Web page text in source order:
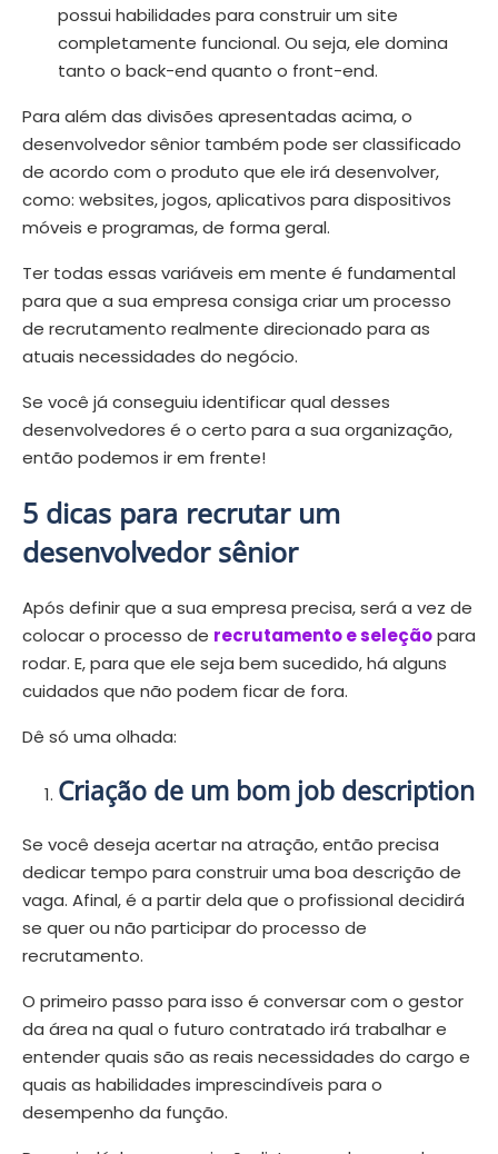
possui habilidades para construir um site
completamente funcional. Ou seja, ele domina
tanto o back-end quanto o front-end.
Para além das divisões apresentadas acima, o
desenvolvedor sênior também pode ser classificado
de acordo com o produto que ele irá desenvolver,
como: websites, jogos, aplicativos para dispositivos
móveis e programas, de forma geral.
Ter todas essas variáveis em mente é fundamental
para que a sua empresa consiga criar um processo
de recrutamento realmente direcionado para as
atuais necessidades do negócio.
Se você já conseguiu identificar qual desses
desenvolvedores é o certo para a sua organização,
então podemos ir em frente!
5 dicas para recrutar um
desenvolvedor sênior
Após definir que a sua empresa precisa, será a vez de
colocar o processo de recrutamento e seleçãopara
rodar. E, para que ele seja bem sucedido, há alguns
cuidados que não podem ficar de fora.
Dê só uma olhada:
Criação de um bom job description
Se você deseja acertar na atração, então precisa
dedicar tempo para construir uma boa descrição de
vaga. Afinal, é a partir dela que o profissional decidirá
se quer ou não participar do processo de
recrutamento.
O primeiro passo para isso é conversar com o gestor
da área na qual o futuro contratado irá trabalhar e
entender quais são as reais necessidades do cargo e
quais as habilidades imprescindíveis para o
desempenho da função.